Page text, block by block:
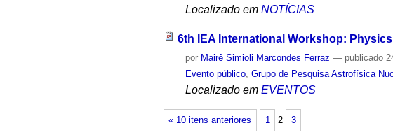
Localizado em NOTÍCIAS
6th IEA International Workshop:
por Mairê Simioli Marcondes Ferraz — publicado
Evento público,Grupo de Pesquisa Astrofísica
Localizado em EVENTOS
« 10 itens anteriores 1 2 3